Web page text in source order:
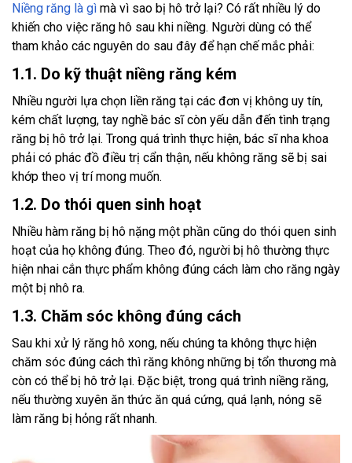
Niềng răng là gì mà vì sao bị hô trở lại? Có rất nhiều lý do
khiến cho việc răng hô sau khi niềng. Người dùng có thể
tham khảo các nguyên do sau đây để hạn chế mắc phải:
1.1. Do kỹ thuật niềng răng kém
Nhiều người lựa chọn liền răng tại các đơn vị không uy tín,
kém chất lượng, tay nghề bác sĩ còn yếu dẫn đến tình trạng
răng bị hô trở lại. Trong quá trình thực hiện, bác sĩ nha khoa
phải có phác đồ điều trị cẩn thận, nếu không răng sẽ bị sai
khớp theo vị trí mong muốn.
1.2. Do thói quen sinh hoạt
Nhiều hàm răng bị hô nặng một phần cũng do thói quen sinh
hoạt của họ không đúng. Theo đó, người bị hô thường thực
hiện nhai cắn thực phẩm không đúng cách làm cho răng ngày
một bị nhô ra.
1.3. Chăm sóc không đúng cách
Sau khi xử lý răng hô xong, nếu chúng ta không thực hiện
chăm sóc đúng cách thì răng không những bị tổn thương mà
còn có thể bị hô trở lại. Đặc biệt, trong quá trình niềng răng,
nếu thường xuyên ăn thức ăn quá cứng, quá lạnh, nóng sẽ
làm răng bị hỏng rất nhanh.